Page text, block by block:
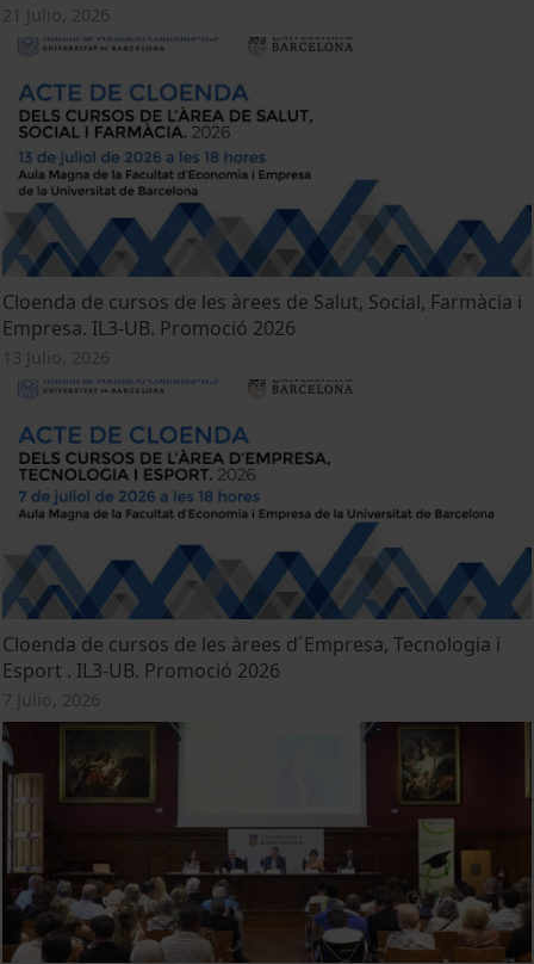
21 Julio, 2026
Cloenda de cursos de les àrees de Salut, Social, Farmàcia i
Empresa. IL3-UB. Promoció 2026
13 Julio, 2026
Cloenda de cursos de les àrees d´Empresa, Tecnologia i
Esport . IL3-UB. Promoció 2026
7 Julio, 2026